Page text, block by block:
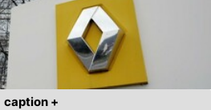
caption +